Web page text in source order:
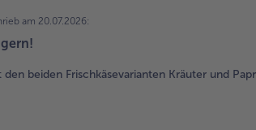
am 20.07.2026:
beiden Frischkäsevarianten Kräuter und